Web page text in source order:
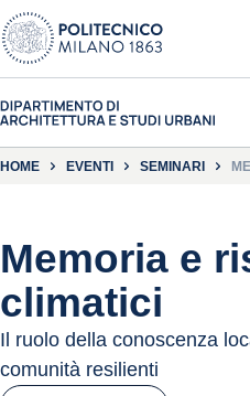
HOME EVENTI SEMINARI
Memoria e
climatici
Il ruolo della conoscenza
comunità resilienti